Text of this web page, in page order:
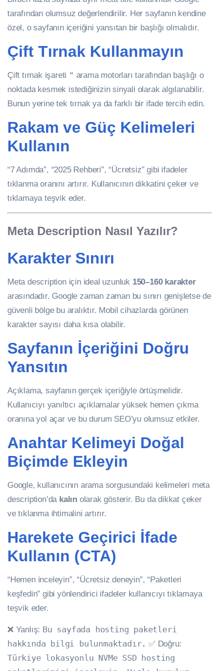
tarafından olumsuz değerlendirilir. Her sayfanın kendine
özel, o sayfanın içeriğini yansıtan bir başlığı olmalıdır.
Çift Tırnak Kullanmayın
Çift tırnak işareti " arama motorları tarafından başlığı o
noktada kesmek istediğinizin sinyali olarak algılanabilir.
Bunun yerine tek tırnak ya da farklı bir ifade tercih edin.
Rakam ve Güç Kelimeleri
Kullanın
“7 Adımda”, “2025 Rehberi”, “Ücretsiz” gibi ifadeler
tıklanma oranını artırır. Kullanıcının dikkatini çeker ve
tıklamaya teşvik eder.
Meta Description Nasıl Yazılır?
Karakter Sınırı
Meta description için ideal uzunluk 150–160 karakter
arasındadır. Google zaman zaman bu sınırı genişletse de
güvenli bölge bu aralıktır. Mobil cihazlarda görünen
karakter sayısı daha kısa olabilir.
Sayfanın İçeriğini Doğru
Yansıtın
Açıklama, sayfanın gerçek içeriğiyle örtüşmelidir.
Kullanıcıyı yanıltıcı açıklamalar yüksek hemen çıkma
oranına yol açar ve bu durum SEO’yu olumsuz etkiler.
Anahtar Kelimeyi Doğal
Biçimde Ekleyin
Google, kullanıcının arama sorgusundaki kelimeleri meta
description’da kalın olarak gösterir. Bu da dikkat çeker
ve tıklanma ihtimalini artırır.
Harekete Geçirici İfade
Kullanın (CTA)
“Hemen inceleyin”, “Ücretsiz deneyin”, “Paketleri
keşfedin” gibi yönlendirici ifadeler kullanıcıyı tıklamaya
teşvik eder.
❌ Yanlış: Bu sayfada hosting paketleri
hakkında bilgi bulunmaktadır. ✅ Doğru:
Türkiye lokasyonlu NVMe SSD hosting